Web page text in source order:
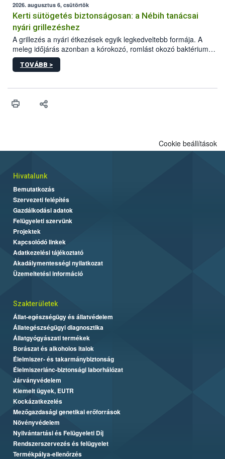
érésű szőlőkben is legyen lehetőség a károsító elleni további
védekezésre. Az Oroganic készítmény kis kiszerelésben kiskerti
felhasználók számára is elérhető és ökológiai termesztésben is
engedélyezett.
2026. augusztus 6, csütörtök
Kerti sütögetés biztonságosan: a Nébih tanácsai
nyári grillezéshez
A grillezés a nyári étkezések egyik legkedveltebb formája. A
meleg időjárás azonban a kórokozó, romlást okozó baktériumok
gyorsabb szaporodásának is kedvez. A szabadtéri sütögetés
ezért nem csupán a megfelelő sütési technikáról szól: legalább
higiéniai szabályok betartása, a megfelelő hőkezelés, valamint a
biztonsági Hivatal (Nébih) Oktatási Programja összegyűjtötte a
TOVÁBB >
Cookie beállítások
Hivatalunk
Bemutatkozás
Szervezeti felépítés
Gazdálkodási adatok
Felügyeleti szervünk
Projektek
Kapcsolódó linkek
Adatkezelési tájékoztató
Akadálymentességi nyilatkozat
Üzemeltetési információ
Szakterületek
Állat-egészségügy és állatvédelem
Állategészségügyi diagnosztika
Állatgyógyászati termékek
Borászat és alkoholos italok
Élelmiszer- és takarmánybiztonság
Élelmiszerlánc-biztonsági laborhálózat
Járványvédelem
Kiemelt ügyek, EUTR
Kockázatkezelés
Mezőgazdasági genetikai erőforrások
Növényvédelem
Nyilvántartási és Felügyeleti Díj
Rendszerszervezés és felügyelet
Termékpálya-ellenőrzés